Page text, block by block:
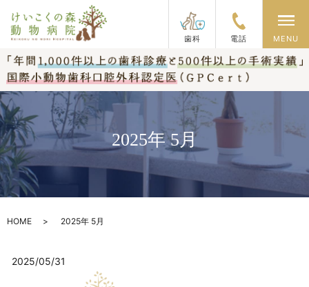
歯科 電話
メ
MENU
2025年 5月
HOME 2025年 5月
2025/05/31